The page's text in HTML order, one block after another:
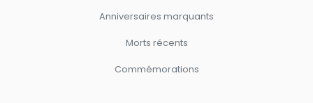
Anniversaires marquants
Morts récents
Commémorations